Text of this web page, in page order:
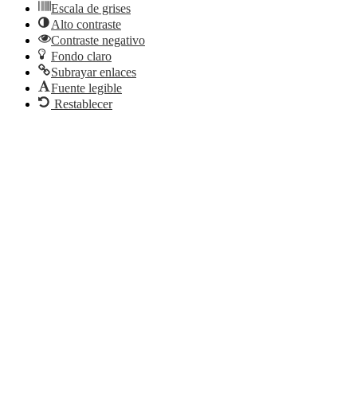
Escala de grises
Alto contraste
Contraste negativo
Fondo claro
Subrayar enlaces
Fuente legible
Restablecer